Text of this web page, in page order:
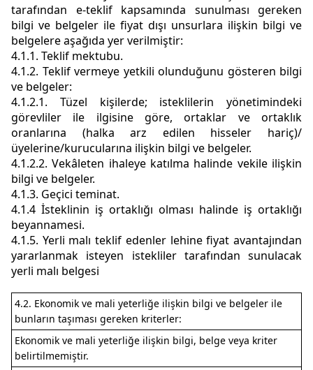
tarafından e-teklif kapsamında sunulması gereken
bilgi ve belgeler ile fiyat dışı unsurlara ilişkin bilgi ve
belgelere aşağıda yer verilmiştir:
4.1.1. Teklif mektubu.
4.1.2. Teklif vermeye yetkili olunduğunu gösteren bilgi
ve belgeler:
4.1.2.1. Tüzel kişilerde; isteklilerin yönetimindeki
görevliler ile ilgisine göre, ortaklar ve ortaklık
oranlarına (halka arz edilen hisseler hariç)/
üyelerine/kurucularına ilişkin bilgi ve belgeler.
4.1.2.2. Vekâleten ihaleye katılma halinde vekile ilişkin
bilgi ve belgeler.
4.1.3. Geçici teminat.
4.1.4 İsteklinin iş ortaklığı olması halinde iş ortaklığı
beyannamesi.
4.1.5. Yerli malı teklif edenler lehine fiyat avantajından
yararlanmak isteyen istekliler tarafından sunulacak
yerli malı belgesi
4.2. Ekonomik ve mali yeterliğe ilişkin bilgi ve belgeler ile
bunların taşıması gereken kriterler:
Ekonomik ve mali yeterliğe ilişkin bilgi, belge veya kriter
belirtilmemiştir.